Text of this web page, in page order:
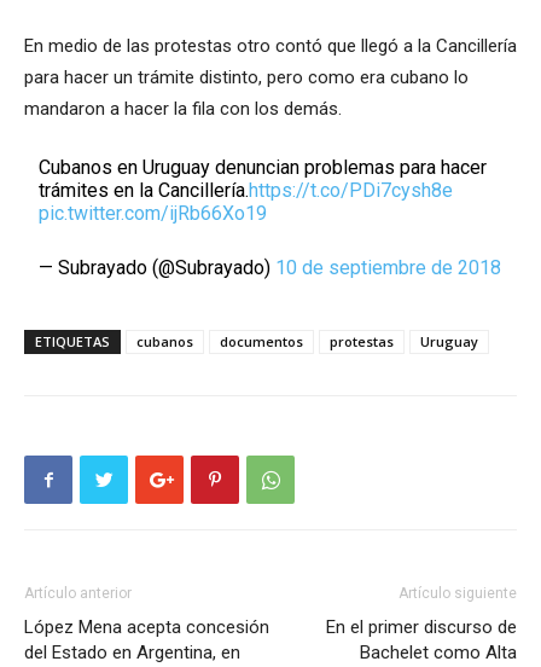
En medio de las protestas otro contó que llegó a la Cancillería
para hacer un trámite distinto, pero como era cubano lo
mandaron a hacer la fila con los demás.
Cubanos en Uruguay denuncian problemas para hacer
trámites en la Cancillería.https://t.co/PDi7cysh8e
pic.twitter.com/ijRb66Xo19
— Subrayado (@Subrayado) 10 de septiembre de 2018
ETIQUETAS cubanos documentos protestas Uruguay
Artículo anterior
López Mena acepta concesión
del Estado en Argentina, en
Artículo siguiente
En el primer discurso de
Bachelet como Alta